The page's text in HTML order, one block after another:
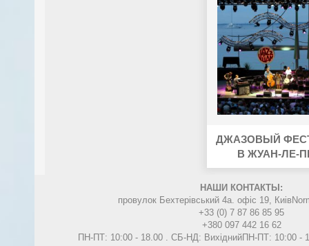
ДЖАЗОВЫЙ
В ЖУАН-ЛЕ-
НАШИ КОНТАКТЫ:
провулок Бехтерівський 4а. офіс 19, Киів
+33 (0) 7 87 86 85 95
+380 097 442 16 62
ПН-ПТ: 10:00 - 18.00 . СБ-НД: ВихіднийПН-ПТ: 10:00 -